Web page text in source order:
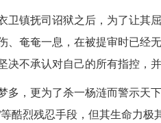
卫镇抚司诏狱之后，为了让其
、奄奄一息，在被提审时已经
决不承认对自己的所有指控，
多，更为了杀一杨涟而警示天
酷烈残忍手段，但其生命力极